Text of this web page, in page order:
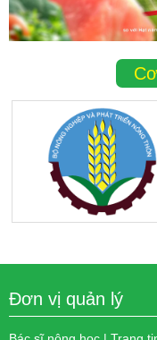
Đơn vị quản lý